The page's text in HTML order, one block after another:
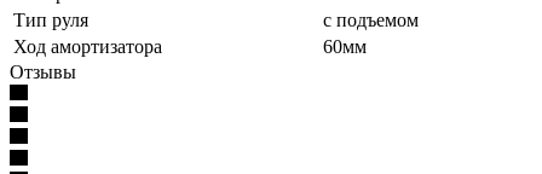
Тип руля
с подъемом
Ход амортизатора
60мм
Отзывы